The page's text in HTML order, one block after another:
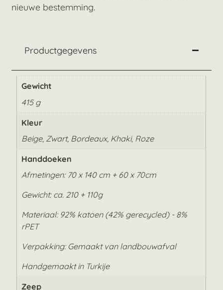
nieuwe bestemming.
Productgegevens
Gewicht
415 g
Kleur
Beige, Zwart, Bordeaux, Khaki, Roze
Handdoeken
Afmetingen: 70 x 140 cm + 60 x 70cm
Gewicht: ca. 210 + 110g
Materiaal: 92% katoen (42% gerecycled) - 8%
rPET
Verpakking: Gemaakt van landbouwafval
Handgemaakt in Turkije
Zeep